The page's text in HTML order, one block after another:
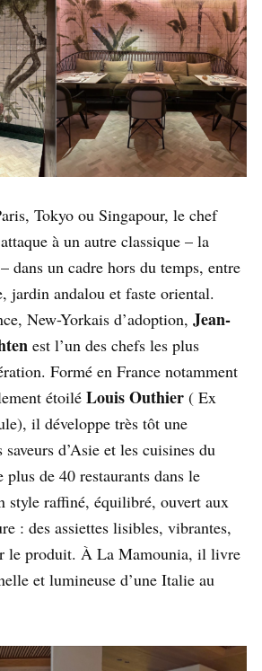
Tokyo ou Singapour, le chef
à un autre classique – la
dans un cadre hors du temps, entre
jardin andalou et faste oriental.
New-Yorkais d’adoption, Jean-
est l’un des chefs les plus
Formé en France notamment
étoilé Louis Outhier ( Ex
il développe très tôt une
d’Asie et les cuisines du
de 40 restaurants dans le
style raffiné, équilibré, ouvert aux
: des assiettes lisibles, vibrantes,
le produit. À La Mamounia, il livre
et lumineuse d’une Italie au